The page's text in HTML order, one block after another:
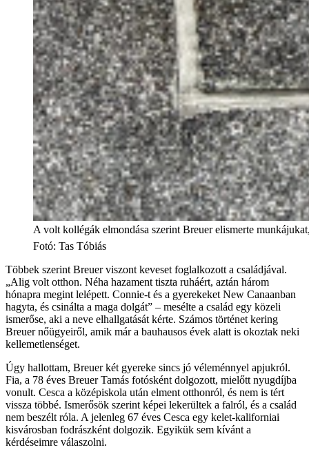
A volt kollégák elmondása szerint Breuer elismerte
Fotó: Tas Tóbiás
Többek szerint Breuer viszont keveset foglalkozott a családjával.
„Alig volt otthon. Néha hazament tiszta ruháért, aztán három
hónapra megint lelépett. Connie-t és a gyerekeket New Canaanban
hagyta, és csinálta a maga dolgát” – mesélte a család egy közeli
ismerőse, aki a neve elhallgatását kérte. Számos történet kering
Breuer nőügyeiről, amik már a bauhausos évek alatt is okoztak neki
kellemetlenséget.
Úgy hallottam, Breuer két gyereke sincs jó véleménnyel apjukról.
Fia, a 78 éves Breuer Tamás fotósként dolgozott, mielőtt nyugdíjba
vonult. Cesca a középiskola után elment otthonról, és nem is tért
vissza többé. Ismerősök szerint képei lekerültek a falról, és a család
nem beszélt róla. A jelenleg 67 éves Cesca egy kelet-kaliforniai
kisvárosban fodrászként dolgozik. Egyikük sem kívánt a
kérdéseimre válaszolni.